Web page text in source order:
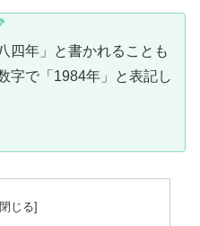
四年」と書かれることも
字で「1984年」と表記し